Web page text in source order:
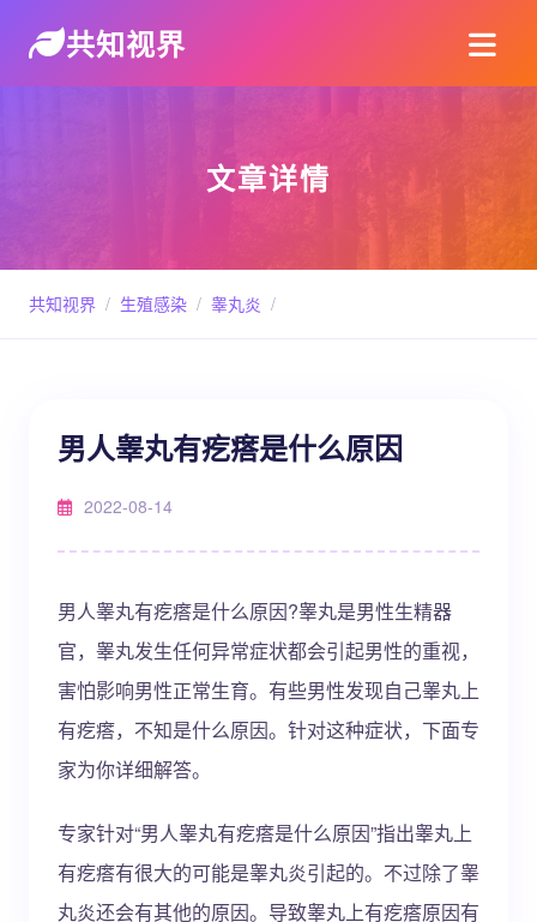
共知视界
文章详情
共知视界 / 生殖感染 / 睾丸炎 /
男人睾丸有疙瘩是什么原因
2022-08-14
男人睾丸有疙瘩是什么原因?睾丸是男性生精器
官，睾丸发生任何异常症状都会引起男性的重视，
害怕影响男性正常生育。有些男性发现自己睾丸上
有疙瘩，不知是什么原因。针对这种症状，下面专
家为你详细解答。
专家针对“男人睾丸有疙瘩是什么原因”指出睾丸上
有疙瘩有很大的可能是睾丸炎引起的。不过除了睾
丸炎还会有其他的原因。导致睾丸上有疙瘩原因有